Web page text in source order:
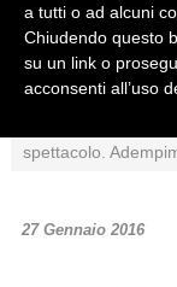
Sezione corrente
spettacolo.
27 Gennaio 2016
a tutti o ad alcuni
Chiudendo questo
su un link o
acconsenti all’uso